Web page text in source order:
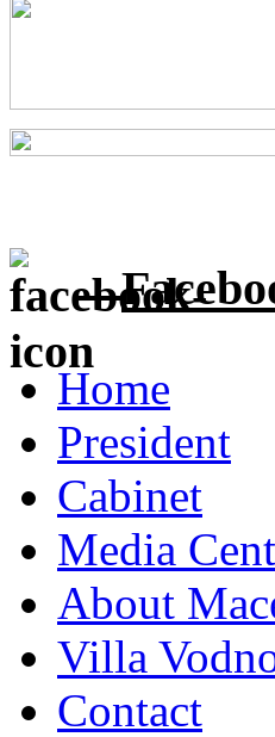
Home
President
Cabinet
Media
About
Villa
Contact